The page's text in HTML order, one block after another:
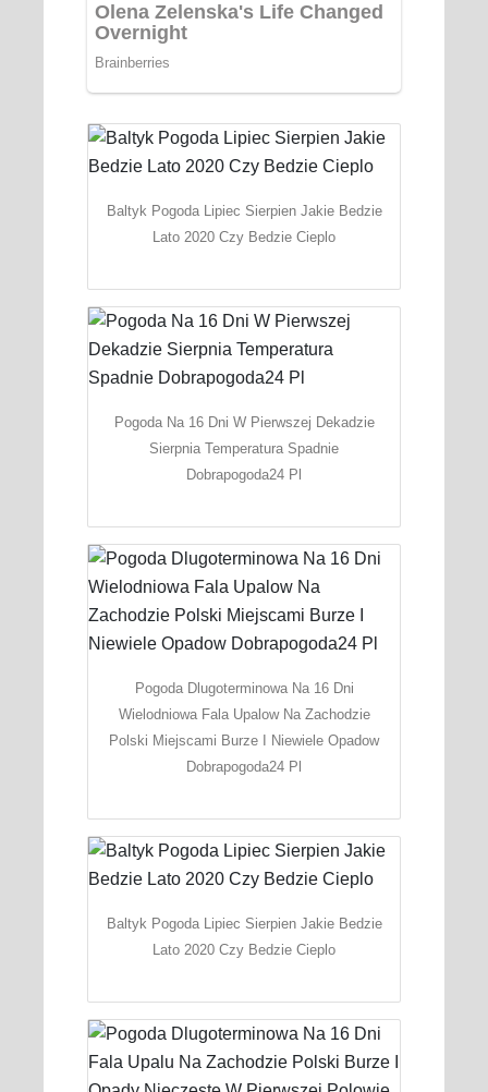
Baltyk Pogoda Lipiec Sierpien Jakie Bedzie
Lato 2020 Czy Bedzie Cieplo
Pogoda Na 16 Dni W Pierwszej Dekadzie
Sierpnia Temperatura Spadnie
Dobrapogoda24 Pl
Pogoda Dlugoterminowa Na 16 Dni
Wielodniowa Fala Upalow Na Zachodzie
Polski Miejscami Burze I Niewiele Opadow
Dobrapogoda24 Pl
Baltyk Pogoda Lipiec Sierpien Jakie Bedzie
Lato 2020 Czy Bedzie Cieplo